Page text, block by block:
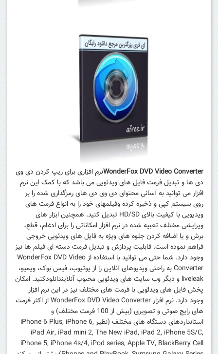
WonderFox DVD Video Converterنرم افزاری برای ریپ کردن دی وی
دی ها و تبدیل فرمت فایل های ویدئویی می باشد که با کمک این نرم
افزار می توانید به آسانی محتوای دی وی دی های رمزگذاری شده را بر
روی سیستم کپی و ذخیره کرده وفیلمهای خود را به انواع فرمت های
ویدیویی با کیفیت بالای HD/SD تبدیل کنید. همچنین ابزار های
ویرایشی مختلف تعبیه شده در نرم افزار امکاناتی را برای ادغام، قطع،
برش و یا اضافه کردن جلوه های ویژه به فایل های ویدئویی خروجی
فراهم نموده است. قابلیت پردازش و تبدیل فرمت دسته ای فیلم ها نیز
وجود دارد. شما حتی می توانید با استفاده از WonderFox DVD Video
Converter به راحتی ویدیوهای آنلاین را از یوتیوب، فیس بوک، ویمیو،
liveleak و دیگر وب سایت های ویدئویی محبوب آنلایندانلودکنید. امکان
پخش فایل های ویدئویی با فرمت های مختلف نیز در این نرم افزار
وجود دارد.
نرم افزار WonderFox DVD Video Converter از اکثر فرمت
های رایج صوتی و تصویری (بیش از 100 فرمت مختلف) و
استانداردهای دستگاه‌ های مختلف (نظیر iPhone 6 Plus, iPhone 6,
iPad Air, iPad mini 2, The New iPad, iPad 2, iPhone 5S/C,
iPhone 5, iPhone 4s/4, iPod series, Apple TV, BlackBerry Cell